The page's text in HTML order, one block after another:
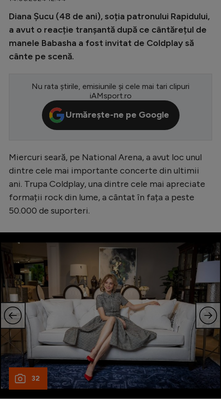
Champions League
Europa League
CM 2026
Premier League
Serie A
Bundesliga
Ligue 1
Campionate
EURO 2024
Stranieri
Clasamente
Tenis
Handbal
Natație
Formula 1
Diana Șucu (48 de ani), soția patronului Rapidului,
a avut o reacție tranșantă după ce cântărețul de
manele Babasha a fost invitat de Coldplay să
cânte pe scenă.
Nu rata știrile, emisiunile și cele mai tari clipuri
iAMsport.ro
Urmărește-ne pe Google
Miercuri seară, pe National Arena, a avut loc unul
dintre cele mai importante concerte din ultimii
ani. Trupa Coldplay, una dintre cele mai apreciate
formații rock din lume, a cântat în fața a peste
50.000 de suporteri.
32